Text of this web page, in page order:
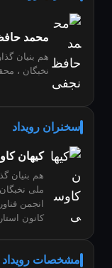
محمد
نخبگان ،
سخنران رویداد
کیهان
هم بنیان
ملی
انجمن
کانون
مشخصات رویداد